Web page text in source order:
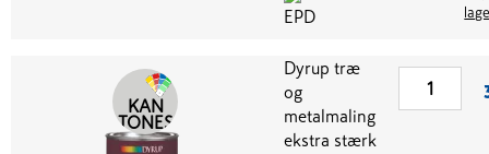
KAN
TONES
Dyrup træ
og
metalmaling
ekstra stærk